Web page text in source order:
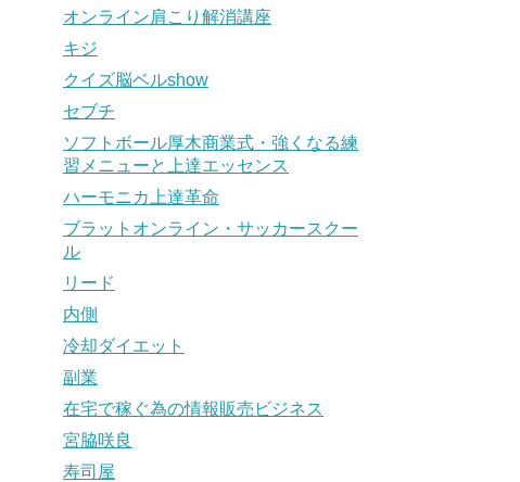
オンライン肩こり解消講座
キジ
クイズ脳ベルshow
セブチ
ソフトボール厚木商業式・強くなる練
習メニューと上達エッセンス
ハーモニカ上達革命
ブラットオンライン・サッカースクー
ル
リード
内側
冷却ダイエット
副業
在宅で稼ぐ為の情報販売ビジネス
宮脇咲良
寿司屋